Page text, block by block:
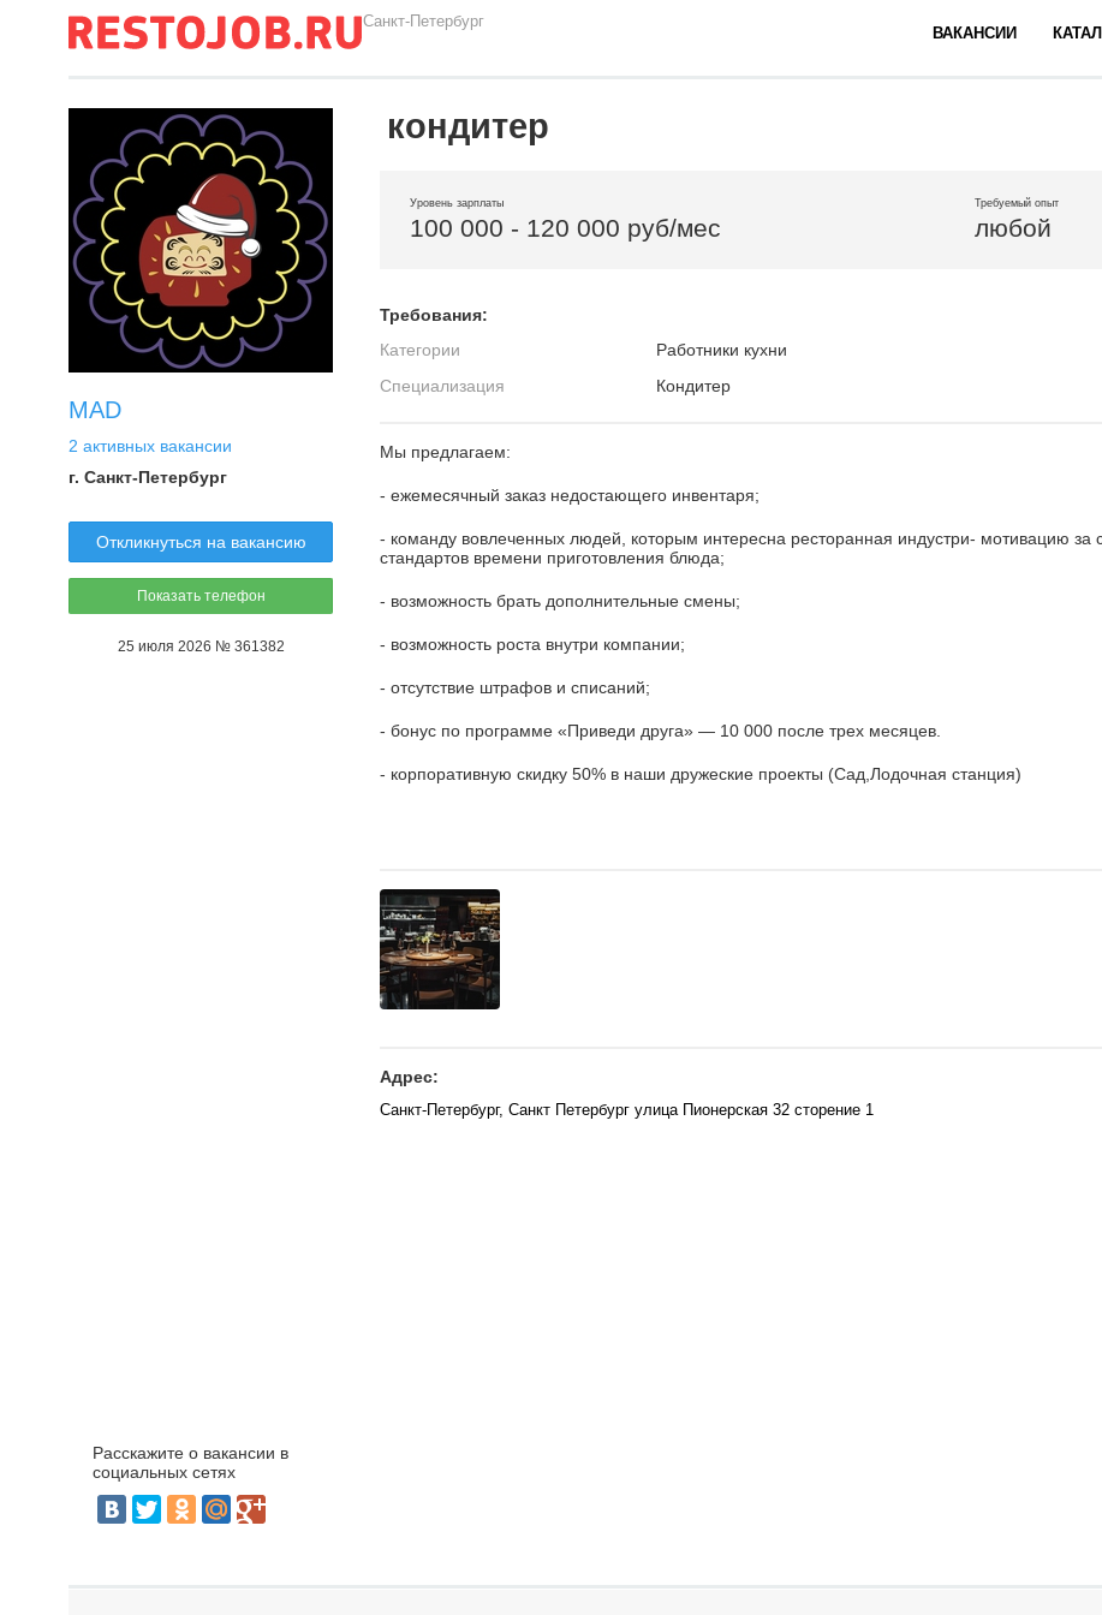
Санкт-Петербург
ВАКАНСИИ
MAD
2 активных вакансии
г. Санкт-Петербург
Откликнуться на вакансию
Показать телефон
25 июля 2026 № 361382
кондитер
Уровень зарплаты
100 000 - 120 000 руб/мес
Требуемый опыт
любой
Требования:
Категории
Работники кухни
Специализация
Кондитер
Мы предлагаем:
- ежемесячный заказ недостающего инвентаря;
- команду вовлеченных людей, которым интересна ресторанная индустри- мотивацию за
стандартов времени приготовления блюда;
- возможность брать дополнительные смены;
- возможность роста внутри компании;
- отсутствие штрафов и списаний;
- бонус по программе «‎Приведи друга» — 10 000 после трех месяцев.
- корпоративную скидку 50% в наши дружеские проекты (Сад,Лодочная станция)
Адрес:
Санкт-Петербург, Санкт Петербург улица Пионерская 32 сторение 1
Расскажите о вакансии в
социальных сетях